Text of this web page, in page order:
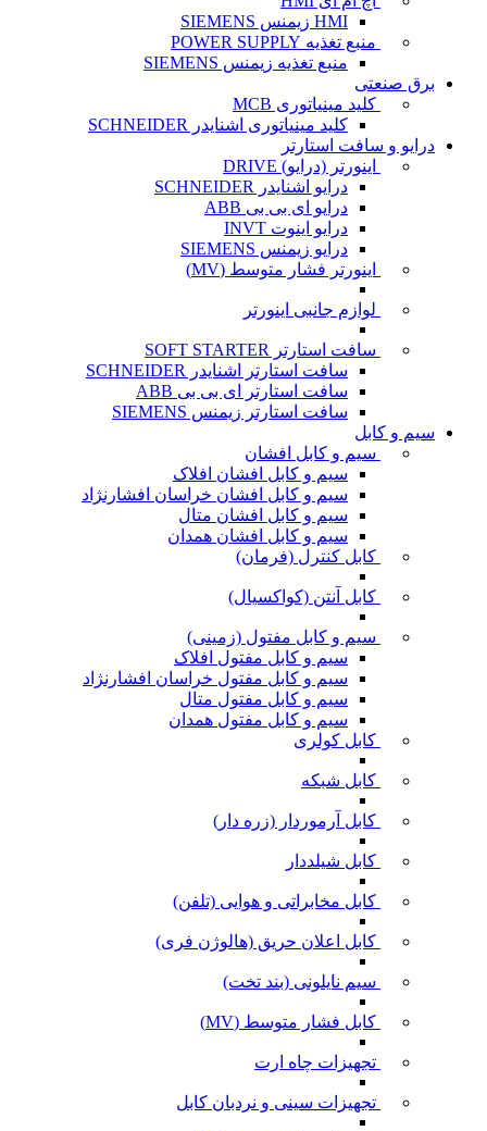
HMI زیمنس SIEMENS
منبع تغذیه POWER SUPPLY
منبع تغذیه زیمنس SIEMENS
برق صنعتی
کلید مینیاتوری MCB
کلید مینیاتوری اشنایدر SCHNEIDER
درایو و سافت استارتر
اینورتر (درایو) DRIVE
درایو اشنایدر SCHNEIDER
درایو ای بی بی ABB
درایو اینوت INVT
درایو زیمنس SIEMENS
اینورتر فشار متوسط (MV)
لوازم جانبی اینورتر
سافت استارتر SOFT STARTER
سافت استارتر اشنایدر SCHNEIDER
سافت استارتر ای بی بی ABB
سافت استارتر زیمنس SIEMENS
سیم و کابل
سیم و کابل افشان
سیم و کابل افشان افلاک
سیم و کابل افشان خراسان افشارنژاد
سیم و کابل افشان متال
سیم و کابل افشان همدان
کابل کنترل (فرمان)
کابل آنتن (کواکسیال)
سیم و کابل مفتول (زمینی)
سیم و کابل مفتول افلاک
سیم و کابل مفتول خراسان افشارنژاد
سیم و کابل مفتول متال
سیم و کابل مفتول همدان
کابل کولری
کابل شبکه
کابل آرموردار (زره دار)
کابل شیلددار
کابل مخابراتی و هوایی (تلفن)
کابل اعلان حریق (هالوژن فری)
سیم نایلونی (بند تخت)
کابل فشار متوسط (MV)
تجهیزات چاه ارت
تجهیزات سینی و نردبان کابل